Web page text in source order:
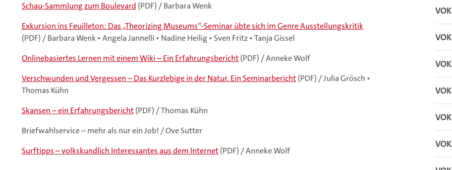
Schau-Sammlung zum Boulevard (PDF) / Barbara Wenk
Exkursion ins Feuilleton: Das „Theorizing Museums“-Seminar übte sich im Genre Ausstellungskritik
(PDF) / Barbara Wenk • Angela Jannelli • Nadine Heilig • Sven Fritz • Tanja Gissel
Onlinebasiertes Lernen mit einem Wiki – Ein Erfahrungsbericht(PDF) / Anneke Wolf
Verschwunden und Vergessen – Das Kurzlebige in der Natur. Ein Seminarbericht(PDF) / Julia Grösch •
Thomas Kühn
Skansen – ein Erfahrungsbericht(PDF) / Thomas Kühn
Briefwahlservice – mehr als nur ein Job! / Ove Sutter
Surftipps – volkskundlich Interessantes aus dem Internet(PDF) / Anneke Wolf